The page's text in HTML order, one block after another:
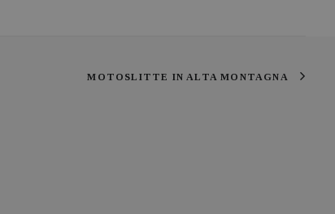
MOTOSLITTE IN ALTA MONTAGNA